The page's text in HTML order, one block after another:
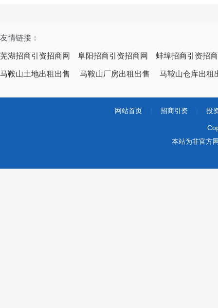
友情链接：
芜湖招商引资招商网 阜阳招商引资招商网 蚌埠招商引资招
马鞍山土地出租出售 马鞍山厂房出租出售 马鞍山仓库出租
网站首页 招商引资 投
本站为非官方